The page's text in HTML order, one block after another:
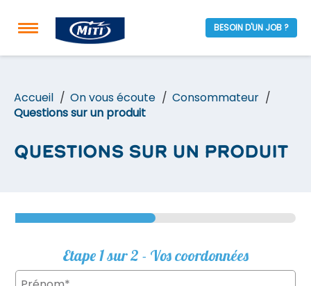
BESOIN D'UN JOB ?
Accueil On vous écoute
Consommateur
Questions sur un produit
Questions sur un produit
Etape 1 sur 2 - Vos coordonnées